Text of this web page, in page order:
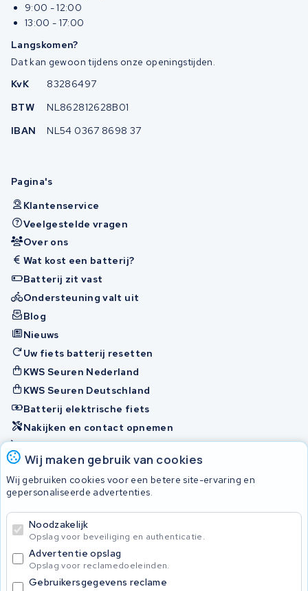
Wij maken gebruik van cookies
Wij gebruiken cookies voor een betere site-ervaring en
gepersonaliseerde advertenties.
Noodzakelijk
Opslag voor beveiliging en authenticatie.
Advertentie opslag
Opslag voor reclamedoeleinden.
Gebruikersgegevens reclame
9:00 - 12:00
13:00 - 17:00
Langskomen?
Dat kan gewoon tijdens onze openingstijden.
KvK
83286497
BTW
NL862812628B01
IBAN
NL54 0367 8698 37
Pagina's
Klantenservice
Veelgestelde vragen
Over ons
Wat kost een batterij?
Batterij zit vast
Ondersteuning valt uit
Blog
Nieuws
Uw fiets batterij resetten
KWS Seuren Nederland
KWS Seuren Deutschland
Batterij elektrische fiets
Nakijken en contact opnemen
Onherstelbaar
Accu's
© 2026 KWS Seuren
Algemene voorwaarden
Privacy Policy